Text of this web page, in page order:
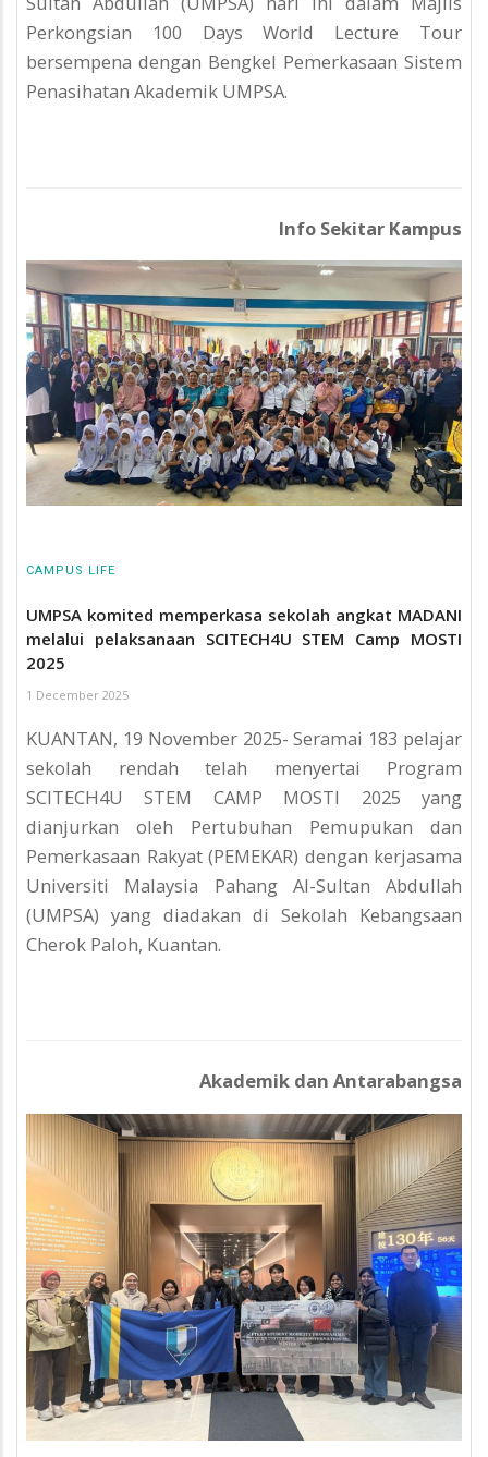
Perkongsian 100 Days World Lecture Tour
bersempena dengan Bengkel Pemerkasaan Sistem
Penasihatan Akademik UMPSA.
Info Sekitar Kampus
CAMPUS LIFE
UMPSA komited memperkasa sekolah angkat MADANI
melalui pelaksanaan SCITECH4U STEM Camp MOSTI
2025
1 December 2025
KUANTAN, 19 November 2025- Seramai 183 pelajar
sekolah rendah telah menyertai Program
SCITECH4U STEM CAMP MOSTI 2025 yang
dianjurkan oleh Pertubuhan Pemupukan dan
Pemerkasaan Rakyat (PEMEKAR) dengan kerjasama
Universiti Malaysia Pahang Al-Sultan Abdullah
(UMPSA) yang diadakan di Sekolah Kebangsaan
Cherok Paloh, Kuantan.
Akademik dan Antarabangsa